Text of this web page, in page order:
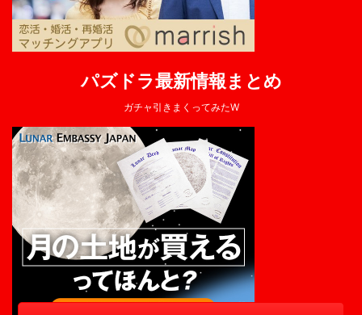
パズドラ最新情報まとめ
ガチャ引きまくってみたW